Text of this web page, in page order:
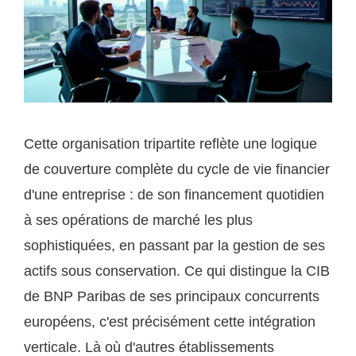
Cette organisation tripartite reflète une logique
de couverture complète du cycle de vie financier
d'une entreprise : de son financement quotidien
à ses opérations de marché les plus
sophistiquées, en passant par la gestion de ses
actifs sous conservation. Ce qui distingue la CIB
de BNP Paribas de ses principaux concurrents
européens, c'est précisément cette intégration
verticale. Là où d'autres établissements